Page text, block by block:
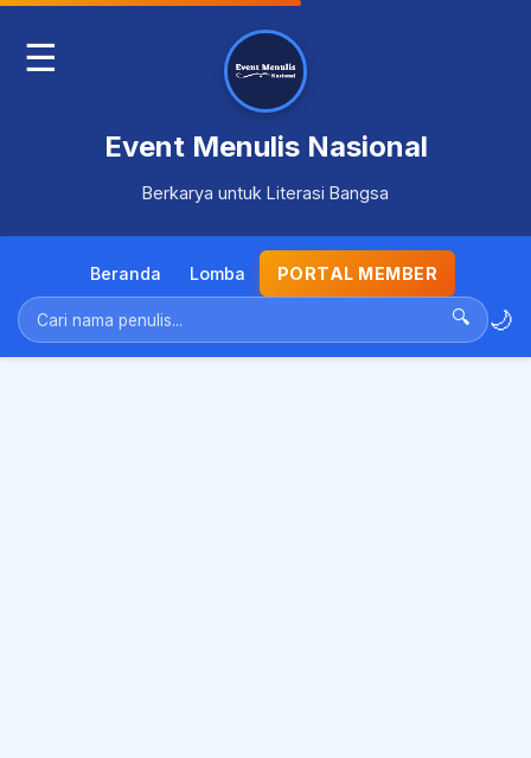
☰
Event Menulis Nasional
Berkarya untuk Literasi Bangsa
Beranda Lomba PORTAL MEMBER
🔍 🌙